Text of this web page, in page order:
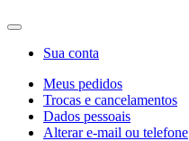
Sua conta
Meus pedidos
Trocas e cancelamentos
Dados pessoais
Alterar e-mail ou telefone